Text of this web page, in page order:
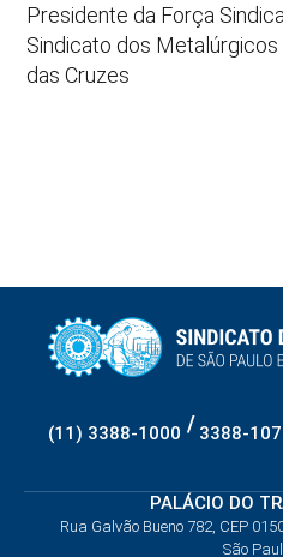
Presidente da Força
Sindicato dos
das Cruzes
(11) 3388-1000 / 3388-
PALÁCIO DO
Rua Galvão Bueno 782, CEP
São